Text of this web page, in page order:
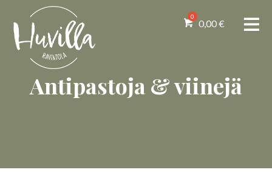
0,00€
Antipastoja & viinejä